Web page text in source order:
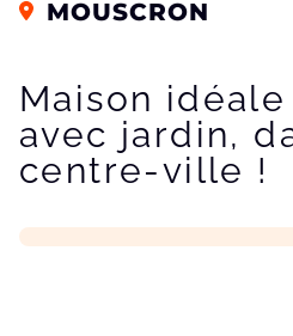
MOUSCRON
Maison
avec jardin,
centre-ville !